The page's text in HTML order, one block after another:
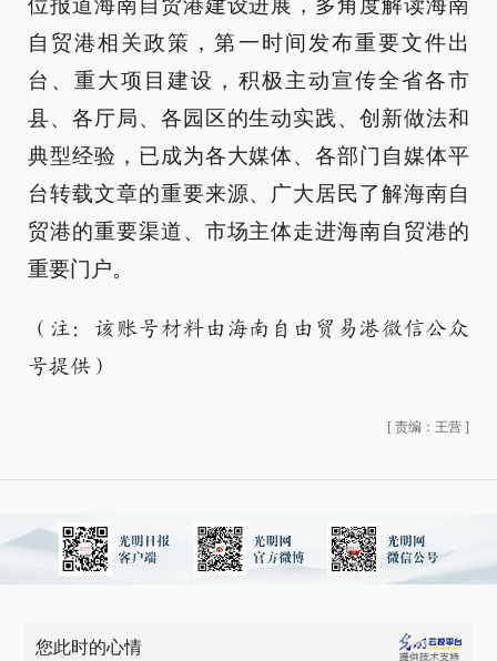
位报道海南自贸港建设进展，多角度解读海南
自贸港相关政策，第一时间发布重要文件出
台、重大项目建设，积极主动宣传全省各市
县、各厅局、各园区的生动实践、创新做法和
典型经验，已成为各大媒体、各部门自媒体平
台转载文章的重要来源、广大居民了解海南自
贸港的重要渠道、市场主体走进海南自贸港的
重要门户。
（注：该账号材料由海南自由贸易港微信公众
号提供）
[ 责编：王营 ]
您此时的心情